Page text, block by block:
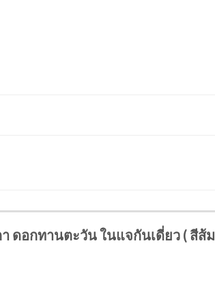
ดอกทานตะวัน ในแจกันเดี่ยว ( สีส้ม